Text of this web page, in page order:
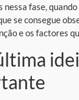
nessa fase,
se consegue
e os factores